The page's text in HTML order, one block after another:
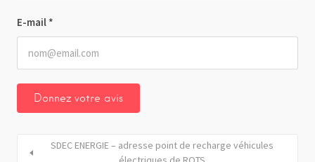
E-mail *
SDEC ENERGIE – adresse point de recharge véhicules